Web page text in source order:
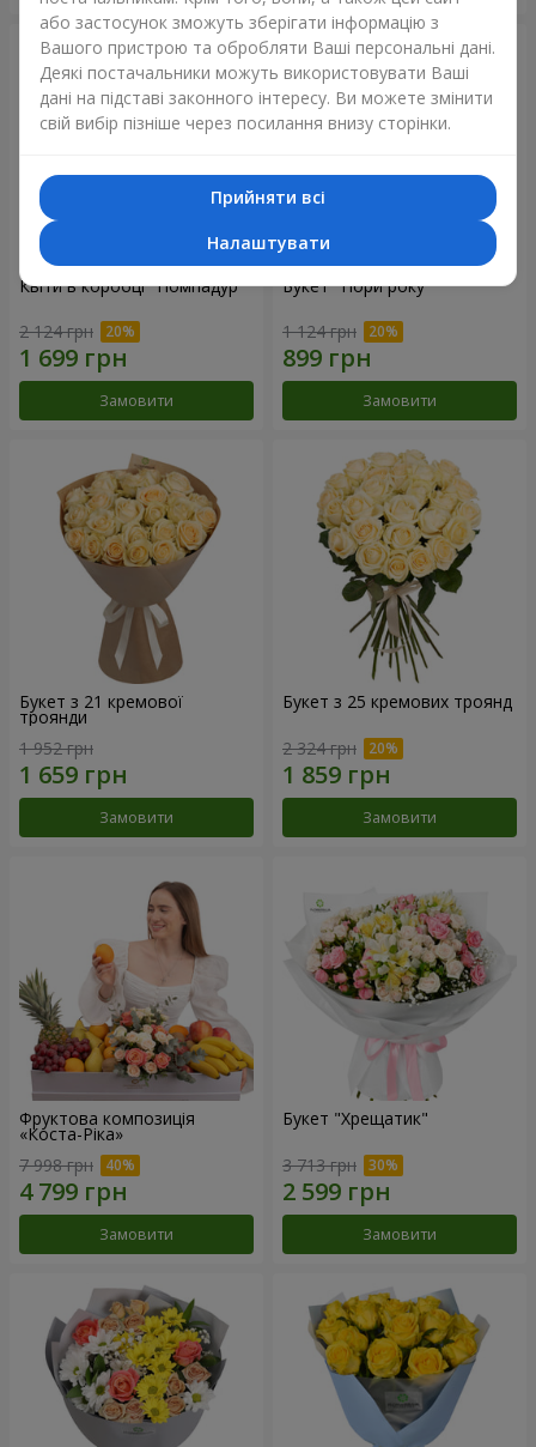
Квіти в коробці "Помпадур"
2 124 грн
Замовити
Букет "Пори року"
1 124 грн
Замовити
Букет з 21 кремової
троянди
1 952 грн
Замовити
Букет з 25 кремових троянд
2 324 грн
Замовити
Фруктова композиція
«Коста-Ріка»
7 998 грн
Замовити
Букет "Хрещатик"
3 713 грн
Замовити
або застосунок зможуть зберігати інформацію з
Вашого пристрою та обробляти Ваші персональні дані.
Деякі постачальники можуть використовувати Ваші
дані на підставі законного інтересу. Ви можете змінити
свій вибір пізніше через посилання внизу сторінки.
Прийняти всі
Налаштувати